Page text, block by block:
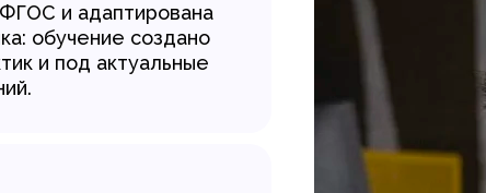
и адаптирована
обучение создано
и под актуальные